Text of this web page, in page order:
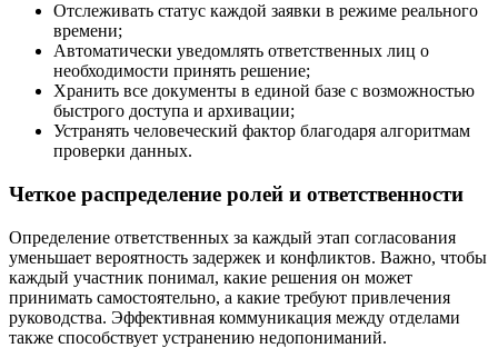
Отслеживать статус каждой заявки в режиме реального
времени;
Автоматически уведомлять ответственных лиц о
необходимости принять решение;
Хранить все документы в единой базе с возможностью
быстрого доступа и архивации;
Устранять человеческий фактор благодаря алгоритмам
проверки данных.
Четкое распределение ролей и ответственности
Определение ответственных за каждый этап согласования
уменьшает вероятность задержек и конфликтов. Важно, чтобы
каждый участник понимал, какие решения он может
принимать самостоятельно, а какие требуют привлечения
руководства. Эффективная коммуникация между отделами
также способствует устранению недопониманий.